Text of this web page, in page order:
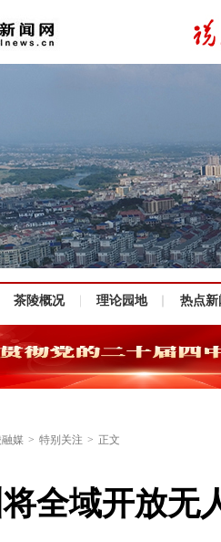
茶陵概况 理论园地 热点新
媒 > 特别关注 > 正文
全域开放无